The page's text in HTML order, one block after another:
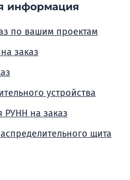
информация
по вашим проектам
заказ
устройства
РУНН на заказ
щита